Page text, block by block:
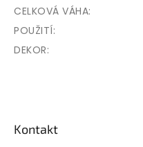
CELKOVÁ VÁHA:
POUŽITÍ:
DEKOR:
Kontakt